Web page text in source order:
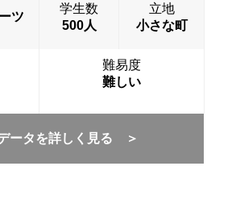
ツ
学生数
500人
立地
小さな町
難易度
難しい
ータを詳しく見る ＞